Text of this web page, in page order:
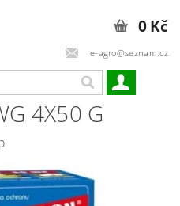
e-agro@seznam.cz
0 Kč
4X50 G